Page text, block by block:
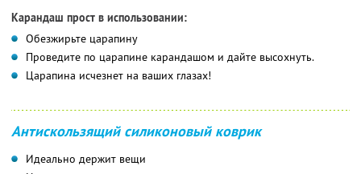
Карандаш прост в использовании:
Обезжирьте царапину
Проведите по царапине карандашом и дайте высохнуть.
Царапина исчезнет на ваших глазах!
Антискользящий силиконовый коврик
Идеально держит вещи